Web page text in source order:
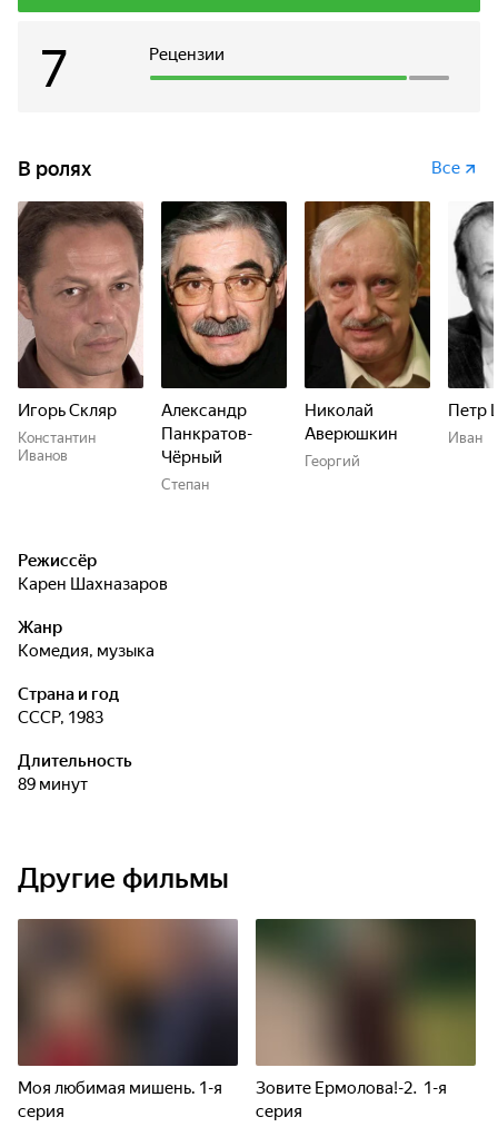
Рецензии
7
В ролях Все
Игорь Скляр
Константин
Иванов
Александр
Панкратов-
Чёрный
Степан
Николай
Аверюшкин
Георгий
Петр
Иван
Режиссёр
Карен Шахназаров
Жанр
комедия, музыка
Страна и год
СССР, 1983
Длительность
89 минут
Другие фильмы
Моя любимая мишень. 1-я
серия
Зовите Ермолова!-2. 1-я
серия